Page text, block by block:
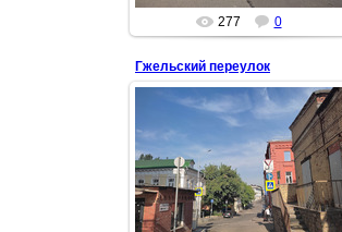
277 0
Гжельский переулок
14 Июн 2022
Okora